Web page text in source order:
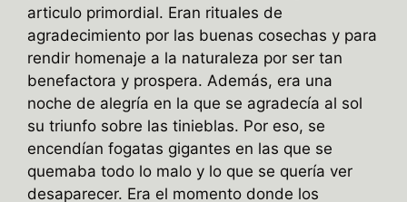
articulo primordial. Eran rituales de
agradecimiento por las buenas cosechas y para
rendir homenaje a la naturaleza por ser tan
benefactora y prospera. Además, era una
noche de alegría en la que se agradecía al sol
su triunfo sobre las tinieblas. Por eso, se
encendían fogatas gigantes en las que se
quemaba todo lo malo y lo que se quería ver
desaparecer. Era el momento donde los